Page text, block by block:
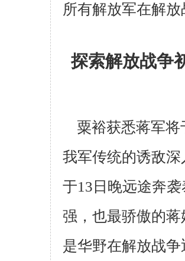
所有解放军在解
探索解放战争
粟裕获悉蒋军将
我军传统的诱敌
于13日晚远途奔袭
强，也最骄傲的
是华野在解放战